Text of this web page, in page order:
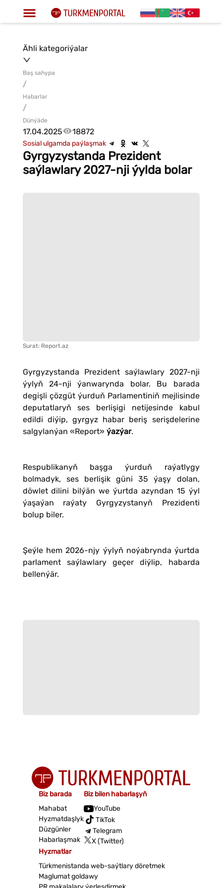
Ähli kategoriýalar
Baş sahypa
/
Habarlar
/
Dünýäde
17.04.2025 18872
Sosial ulgamda paýlaşmak
Gyrgyzystanda Prezident
saýlawlary 2027-nji ýylda bolar
Surat: Report.az
Gyrgyzystanda Prezident saýlawlary 2027-nji
ýylyň 24-nji ýanwarynda bolar. Bu barada
degişli çözgüt ýurduň Parlamentiniň mejlisinde
deputatlaryň ses berlişigi netijesinde kabul
edildi diýip, gyrgyz habar beriş serişdelerine
salgylanýan «Report» ýazýar.
Respublikanyň başga ýurduň raýatlygy
bolmadyk, ses berlişik güni 35 ýaşy dolan,
döwlet dilini bilýän we ýurtda azyndan 15 ýyl
ýaşaýan raýaty Gyrgyzystanyň Prezidenti
bolup biler.
Şeýle hem 2026-njy ýylyň noýabrynda ýurtda
parlament saýlawlary geçer diýlip, habarda
bellenýär.
Biz barada
Mahabat
Hyzmatdaşlyk
Düzgünler
Habarlaşmak
Biz bilen habarlaşyň
YouTube
TikTok
Telegram
X (Twitter)
Hyzmatlar
Türkmenistanda web-saýtlary döretmek
Maglumat goldawy